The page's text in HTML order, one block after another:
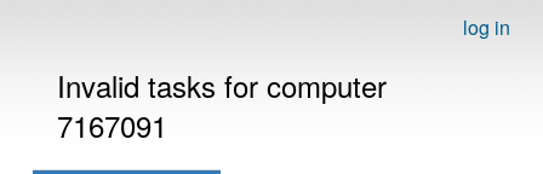
log in
Invalid tasks for computer
7167091